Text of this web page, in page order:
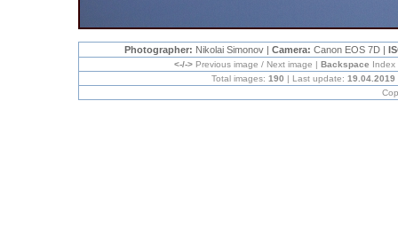
Photographer: Nikolai Simonov | Camera: Canon EOS 7D |
<-/-> Previous image / Next image | Backspace
Total images: 190 | Last update: 19.04.2019